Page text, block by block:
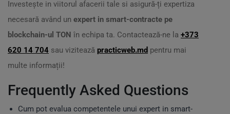
Investește in viitorul afacerii tale si asigură-ți expertiza
necesară având un expert in smart-contracte pe
blockchain-ul TON în echipa ta. Contactează-ne la +373
620 14 704 sau vizitează practicweb.md pentru mai
multe informații!
Frequently Asked Questions
Cum pot evalua competentele unui expert in smart-